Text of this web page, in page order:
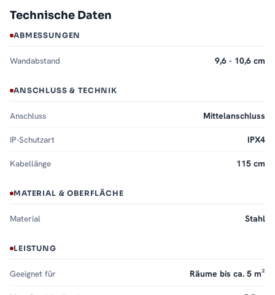
Technische Daten
ABMESSUNGEN
Wandabstand 9,6 - 10,6 cm
ANSCHLUSS & TECHNIK
Anschluss Mittelanschluss
IP-Schutzart IPX4
Kabellänge 115 cm
MATERIAL & OBERFLÄCHE
Material Stahl
LEISTUNG
Geeignet für Räume bis ca. 5 m²